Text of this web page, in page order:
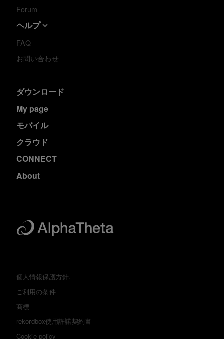
Forum
ヘルプ
FAQ
お問い合わせ
ダウンロード
My page
モバイル
クラウド
CONNECT
About
個人情報保護方針.
ご利用の条件
商標
rekordbox使用許諾契約書
Cookie policy